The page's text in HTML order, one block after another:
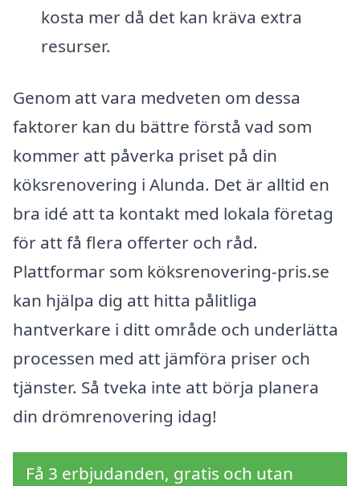
kosta mer då det kan kräva extra
resurser.
Genom att vara medveten om dessa
faktorer kan du bättre förstå vad som
kommer att påverka priset på din
köksrenovering i Alunda. Det är alltid en
bra idé att ta kontakt med lokala företag
för att få flera offerter och råd.
Plattformar som köksrenovering-pris.se
kan hjälpa dig att hitta pålitliga
hantverkare i ditt område och underlätta
processen med att jämföra priser och
tjänster. Så tveka inte att börja planera
din drömrenovering idag!
Få 3 erbjudanden, gratis och utan